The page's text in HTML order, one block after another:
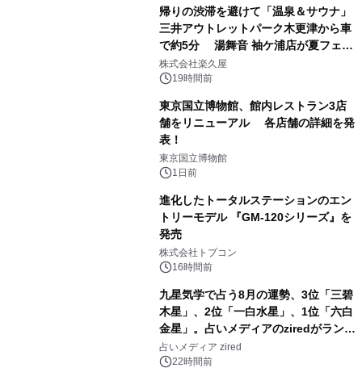
帰りの渋滞を避けて「温泉＆サウナ」
三井アウトレットパーク木更津から車
で約5分 湯舞音 袖ケ浦店が夏フェア
メニューを提供
株式会社楽久屋
19時間前
東京国立博物館、館内レストラン3店
舗をリニューアル 各店舗の詳細を発
表！
東京国立博物館
1日前
進化したトータルステーションのエン
トリーモデル 『GM-120シリーズ』を
発売
株式会社トプコン
16時間前
九星気学で占う8月の運勢、3位「三碧
木星」、2位「一白水星」、1位「六白
金星」。占いメディアのziredがランキ
ングを発表
占いメディア zired
22時間前